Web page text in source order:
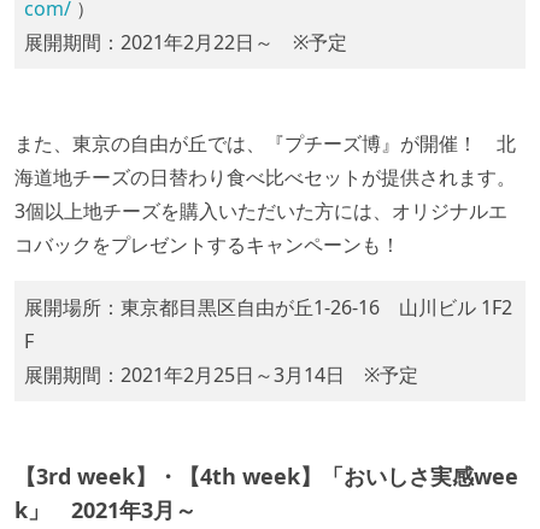
com/ ）
展開期間：2021年2月22日～ ※予定
また、東京の自由が丘では、『プチーズ博』が開催！ 北
海道地チーズの日替わり食べ比べセットが提供されます。
3個以上地チーズを購入いただいた方には、オリジナルエ
コバックをプレゼントするキャンペーンも！
展開場所：東京都目黒区自由が丘1-26-16 山川ビル 1F2
F
展開期間：2021年2月25日～3月14日 ※予定
【3rd week】・【4th week】「おいしさ実感wee
k」 2021年3月～